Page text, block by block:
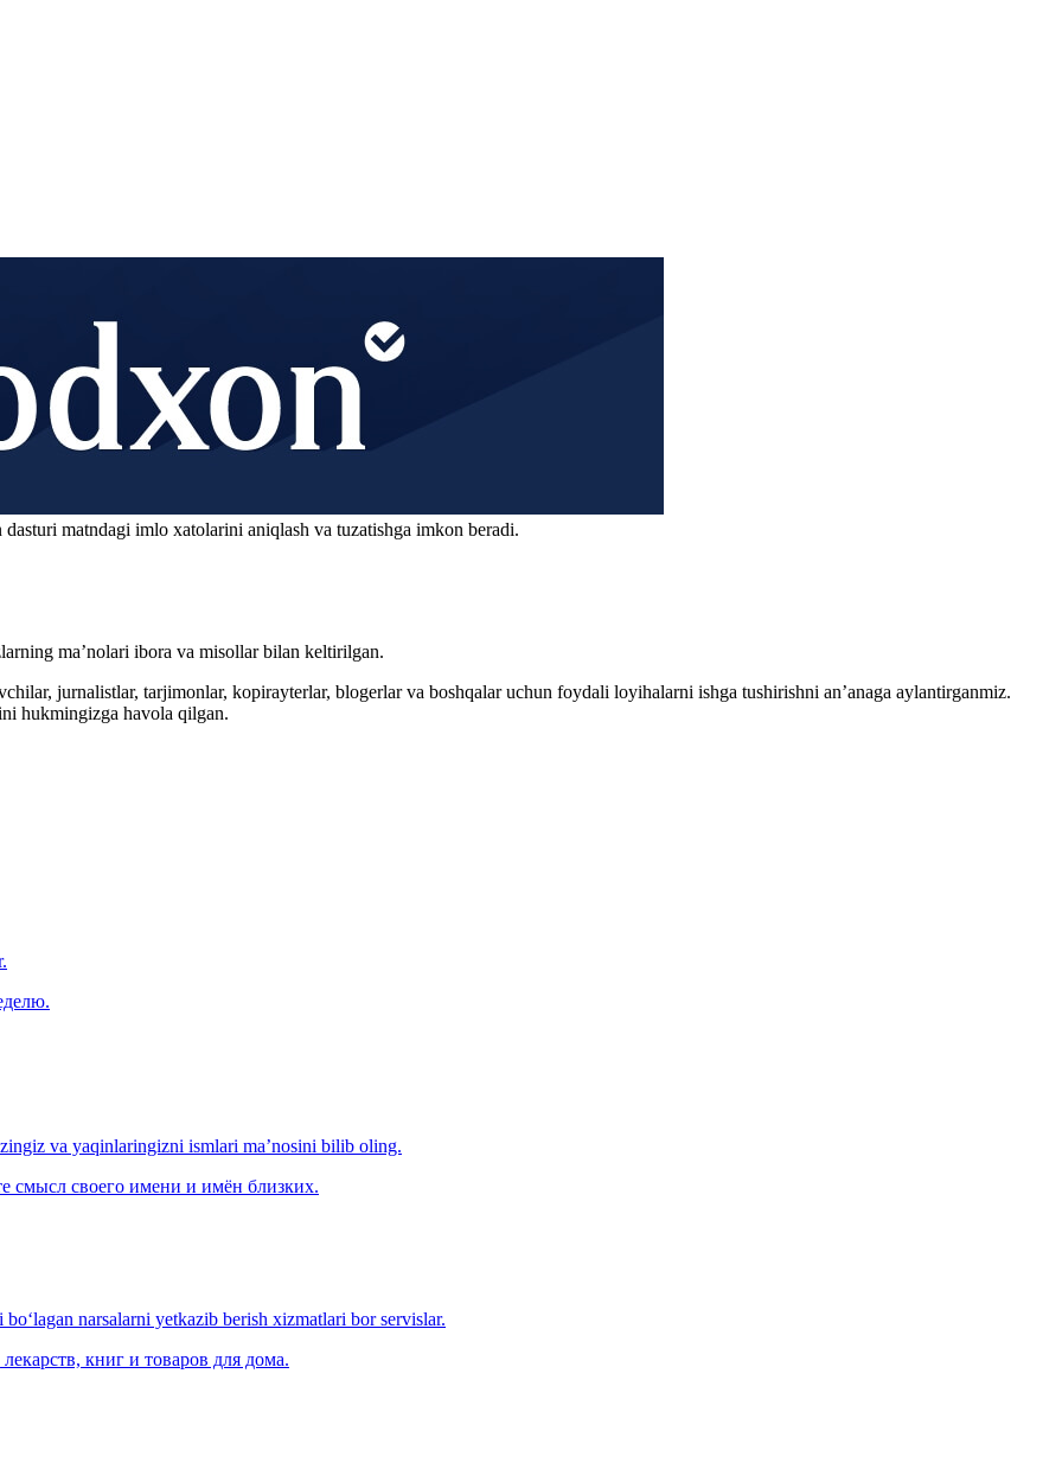
matndagi imlo xatolarini aniqlash va tuzatishga imkon beradi.
ma’nolari ibora va misollar bilan keltirilgan.
jurnalistlar, tarjimonlar, kopirayterlar, blogerlar va boshqalar uchun foydali loyihalarni ishga tushirishni an’anaga aylantirganmiz.
hukmingizga havola qilgan.
va yaqinlaringizni ismlari ma’nosini bilib oling.
смысл своего имени и имён близких.
narsalarni yetkazib berish xizmatlari bor servislar.
книг и товаров для дома.